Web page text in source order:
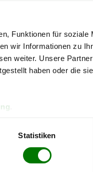
Funktionen für soziale
wir Informationen zu
weiter. Unsere
haben oder die
Statistiken
Qualität
A1
Finanzierung